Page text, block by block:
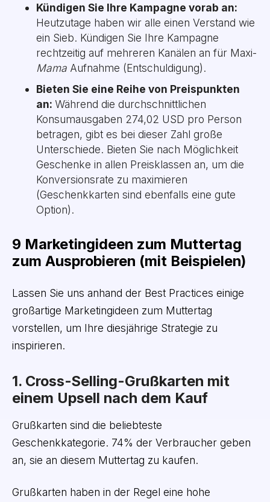
Kündigen Sie Ihre Kampagne vorab an:
Heutzutage haben wir alle einen Verstand wie
ein Sieb. Kündigen Sie Ihre Kampagne
rechtzeitig auf mehreren Kanälen an für Maxi-
MamaAufnahme (Entschuldigung).
Bieten Sie eine Reihe von Preispunkten
an: Während die durchschnittlichen
Konsumausgaben 274,02 USD pro Person
betragen, gibt es bei dieser Zahl große
Unterschiede. Bieten Sie nach Möglichkeit
Geschenke in allen Preisklassen an, um die
Konversionsrate zu maximieren
(Geschenkkarten sind ebenfalls eine gute
Option).
9 Marketingideen zum Muttertag
zum Ausprobieren (mit Beispielen)
Lassen Sie uns anhand der Best Practices einige
großartige Marketingideen zum Muttertag
vorstellen, um Ihre diesjährige Strategie zu
inspirieren.
1. Cross-Selling-Grußkarten mit
einem Upsell nach dem Kauf
Grußkarten sind die beliebteste
Geschenkkategorie. 74% der Verbraucher geben
an, sie an diesem Muttertag zu kaufen.
Grußkarten haben in der Regel eine hohe